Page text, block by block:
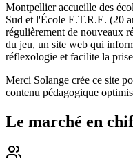
Montpellier accueille des
Sud et l'École E.T.R.E. (20
régulièrement de nouveaux
du jeu, un site web qui
réflexologie et facilite la
Merci Solange crée ce site
contenu pédagogique
Le marché en